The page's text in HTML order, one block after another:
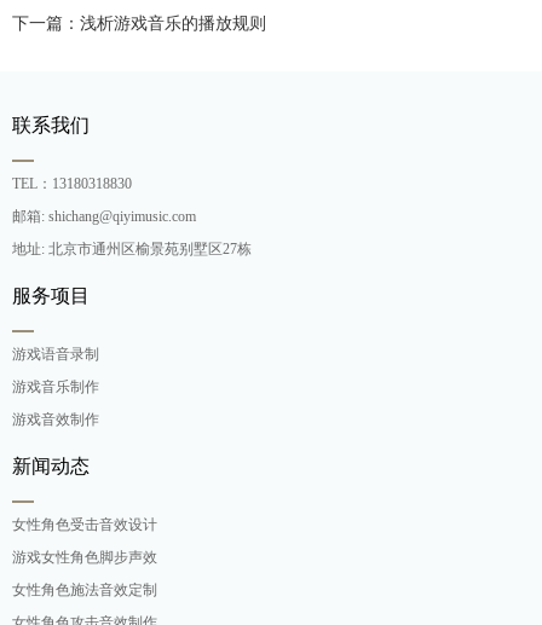
下一篇：浅析游戏音乐的播放规则
联系我们
TEL：13180318830
邮箱: shichang@qiyimusic.com
地址: 北京市通州区榆景苑别墅区27栋
服务项目
游戏语音录制
游戏音乐制作
游戏音效制作
新闻动态
女性角色受击音效设计
游戏女性角色脚步声效
女性角色施法音效定制